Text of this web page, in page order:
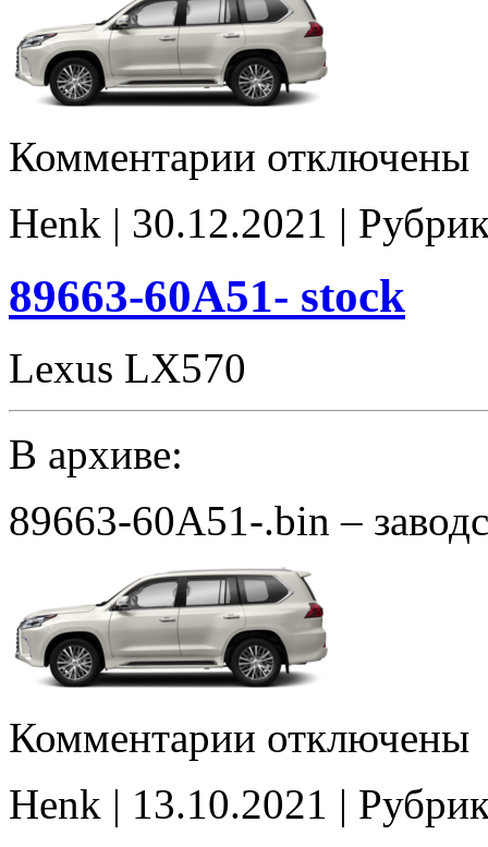
Комментарии записи
Stage1
noCHK
отключены
Henk | 30.12.2021 |
89663-60A51- stock
Lexus LX570
В архиве:
89663-60A51-.bin –
Комментарии записи
stock
отключены
Henk | 13.10.2021 |